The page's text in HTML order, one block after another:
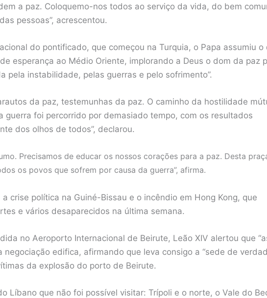
a paz. Coloquemo-nos todos ao serviço da vida, do bem
pessoas”, acrescentou.
do pontificado, que começou na Turquia, o Papa assumiu o
esperança ao Médio Oriente, implorando a Deus o dom da paz
pela instabilidade, pelas guerras e pelo sofrimento”.
da paz, testemunhas da paz. O caminho da hostilidade
guerra foi percorrido por demasiado tempo, com os resultados
dos olhos de todos”, declarou.
Precisamos de educar os nossos corações para a paz. Desta
os povos que sofrem por causa da guerra”, afirma.
crise política na Guiné-Bissau e o incêndio em Hong Kong, que
e vários desaparecidos na última semana.
no Aeroporto Internacional de Beirute, Leão XIV alertou que
negociação edifica, afirmando que leva consigo a “sede de
da explosão do porto de Beirute.
Líbano que não foi possível visitar: Trípoli e o norte, o Vale do